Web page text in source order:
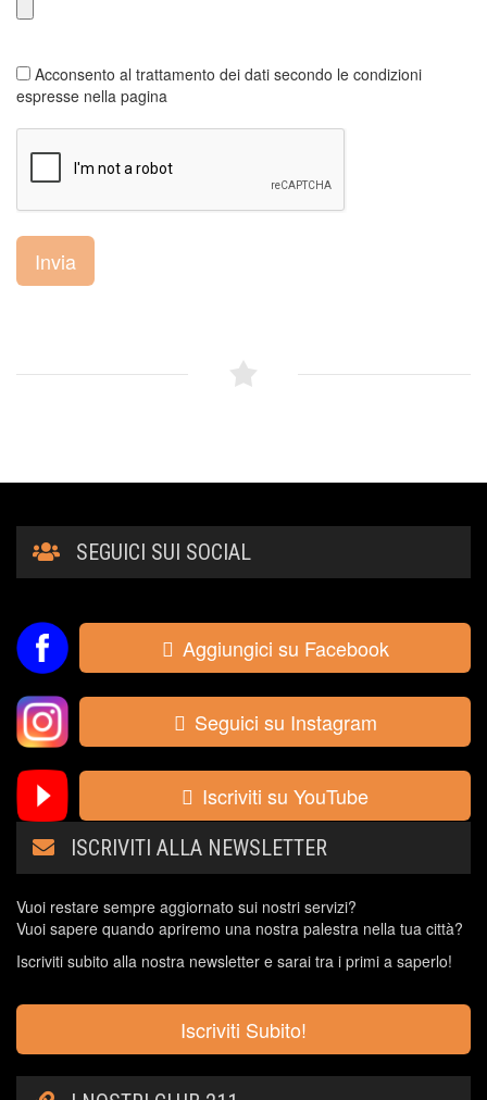
Acconsento al trattamento dei dati secondo le condizioni
espresse nella pagina
Invia
SEGUICI SUI SOCIAL
Aggiungici su Facebook
Seguici su Instagram
Iscriviti su YouTube
ISCRIVITI ALLA NEWSLETTER
Vuoi restare sempre aggiornato sui nostri servizi?
Vuoi sapere quando apriremo una nostra palestra nella tua città?
Iscriviti subito alla nostra newsletter e sarai tra i primi a saperlo!
Iscriviti Subito!